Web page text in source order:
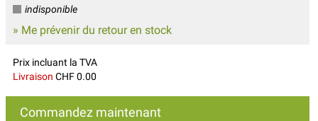
indisponible
» Me prévenir du retour en stock
Prix incluant la TVA
Livraison CHF 0.00
Commandez maintenant